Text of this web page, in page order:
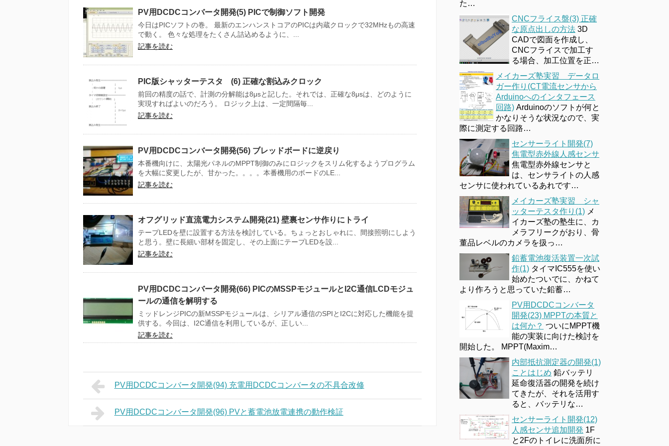
PV用DCDCコンバータ開発(5) PICで制御ソフト開発
今日はPICソフトの巻。 最新のエンハンストコアのPICは内蔵クロックで32MHzもの高速
で動く。 色々な処理をたくさん詰込めるように、...
記事を読む
PIC版シャッターテスタ (6) 正確な割込みクロック
前回の精度の話で、計測の分解能は8μsと記した。それでは、正確な8μsは、どのように
実現すればよいのだろう。 ロジック上は、一定間隔毎...
記事を読む
PV用DCDCコンバータ開発(56) ブレッドボードに逆戻り
本番機向けに、太陽光パネルのMPPT制御のみにロジックをスリム化するようプログラム
を大幅に変更したが、甘かった。。。。本番機用のボードのLE...
記事を読む
オフグリッド直流電力システム開発(21) 壁裏センサ作りにトライ
テープLEDを壁に設置する方法を検討している。ちょっとおしゃれに、間接照明にしよう
と思う。壁に長細い部材を固定し、その上面にテープLEDを設...
記事を読む
PV用DCDCコンバータ開発(66) PICのMSSPモジュールとI2C通信LCDモジュ
ールの通信を解明する
ミッドレンジPICの新MSSPモジュールは、シリアル通信のSPIとI2Cに対応した機能を提
供する。今回は、I2C通信を利用しているが、正しい...
記事を読む
PV用DCDCコンバータ開発(94) 充電用DCDCコンバータの不具合改修
PV用DCDCコンバータ開発(96) PVと蓄電池放電連携の動作検証
た…
CNCフライス盤(3) 正確
な原点出しの方法 3D
CADで図面を作成し、
CNCフライスで加工す
る場合、加工位置を正…
メイカーズ塾実習 データロ
ガー作り(CT電流センサから
Arduinoへのインタフェース
回路) Arduinoのソフトが何と
かなりそうな状況なので、実
際に測定する回路…
センサーライト開発(7)
焦電型赤外線人感センサ
焦電型赤外線センサと
は、センサライトの人感
センサに使われているあれです…
メイカーズ塾実習 シャ
ッターテスタ作り(1) メ
イカーズ塾の塾生に、カ
メラフリークがおり、骨
董品レベルのカメラを扱っ…
鉛蓄電池復活装置一次試
作(1) タイマIC555を使い
始めたついでに、かねて
より作ろうと思っていた鉛蓄…
PV用DCDCコンバータ
開発(23) MPPTの本質と
は何か？ ついにMPPT機
能の実装に向けた検討を
開始した。 MPPT(Maxim…
内部抵抗測定器の開発(1)
ことはじめ 鉛バッテリ
延命復活器の開発を続け
てきたが、それを活用す
ると、バッテリな…
センサーライト開発(12)
人感センサ追加開発 1F
と2Fのトイレに洗面所に